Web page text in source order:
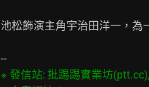
池松飾演主角宇治田洋一，為
※ 發信站: 批踢踢實業坊